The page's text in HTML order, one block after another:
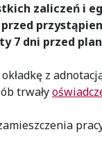
zaliczeń i
7 dni przed
z
trwały